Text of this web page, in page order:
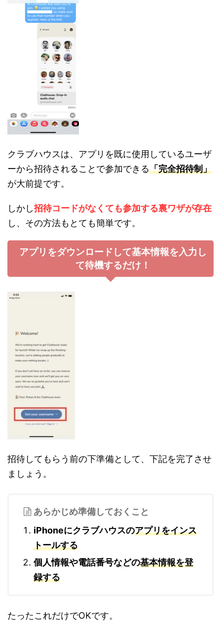
クラブハウスは、アプリを既に使用しているユーザ
ーから招待されることで参加できる「完全招待制」
が大前提です。
しかし招待コードがなくても参加する裏ワザが存在
し、その方法もとても簡単です。
アプリをダウンロードして基本情報を入力し
て待機するだけ！
招待してもらう前の下準備として、下記を完了させ
ましょう。
あらかじめ準備しておくこと
iPhoneにクラブハウスのアプリをインス
トールする
個人情報や電話番号などの基本情報を登
録する
たったこれだけでOKです。